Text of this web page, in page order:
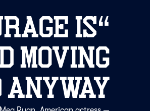
“
is
moving